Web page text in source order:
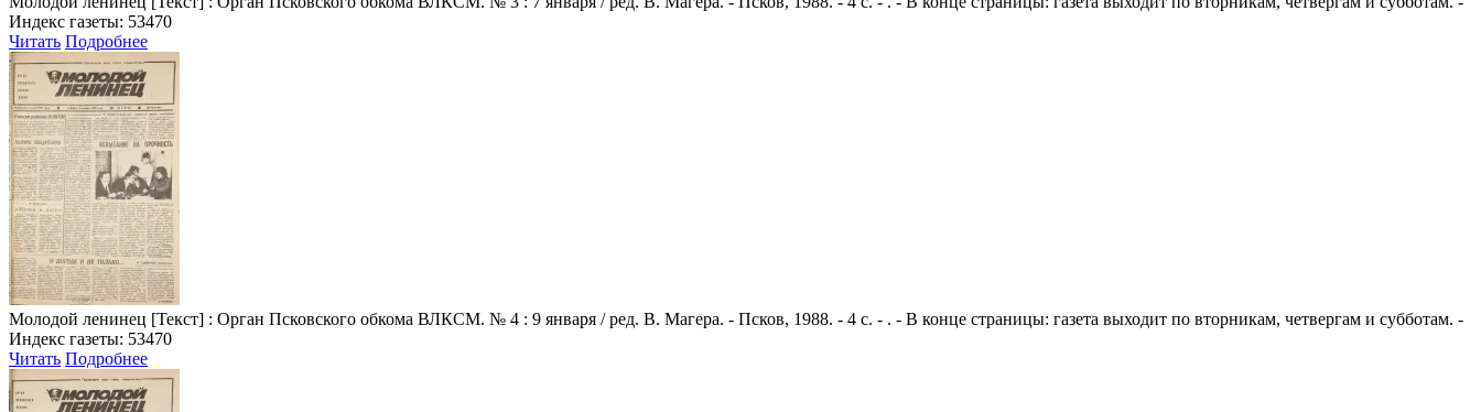
Индекс газеты: 53470
Читать Подробнее
Молодой ленинец [Текст] : Орган Псковского обкома ВЛКСМ. № 4 : 9 января / ред. В. Магера. - Псков, 1988. - 4 с. - . - В конце страницы: газета выходит по вторникам, четвергам и субботам. -
Индекс газеты: 53470
Читать Подробнее